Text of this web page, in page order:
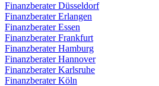
Finanzberater Düsseldorf
Finanzberater Erlangen
Finanzberater Essen
Finanzberater Frankfurt
Finanzberater Hamburg
Finanzberater Hannover
Finanzberater Karlsruhe
Finanzberater Köln